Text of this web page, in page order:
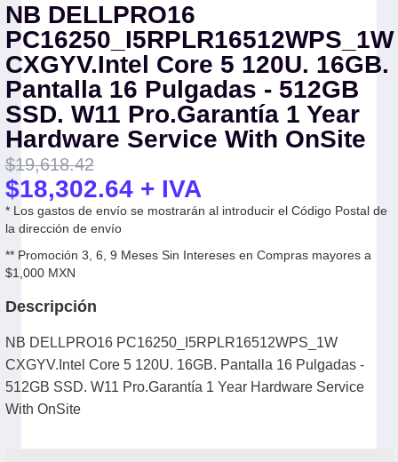
NB DELLPRO16
PC16250_I5RPLR16512WPS_1W
CXGYV.Intel Core 5 120U. 16GB.
Pantalla 16 Pulgadas - 512GB
SSD. W11 Pro.Garantía 1 Year
Hardware Service With OnSite
$19,618.42
$18,302.64+ IVA
* Los gastos de envío se mostrarán al introducir el Código Postal de
la dirección de envío
** Promoción 3, 6, 9 Meses Sin Intereses en Compras mayores a
$1,000 MXN
Descripción
NB DELLPRO16 PC16250_I5RPLR16512WPS_1W
CXGYV.Intel Core 5 120U. 16GB. Pantalla 16 Pulgadas -
512GB SSD. W11 Pro.Garantía 1 Year Hardware Service
With OnSite